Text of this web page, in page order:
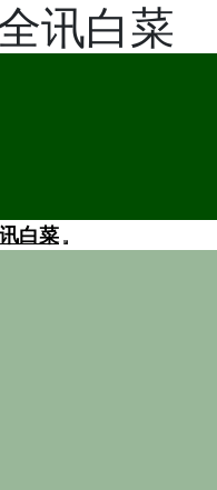
讯白菜
白菜